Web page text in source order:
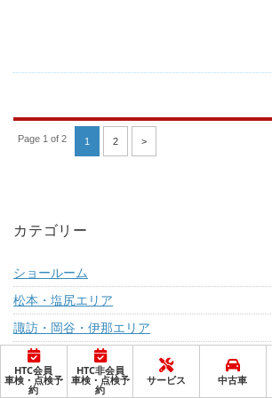
Page 1 of 2 1 2 >
カテゴリー
ショールーム
松本・塩尻エリア
諏訪・岡谷・伊那エリア
飯田エリア
キャンペーン
HTC会員
車検・点検予
約
HTC非会員
車検・点検予
約
サービス 中古車